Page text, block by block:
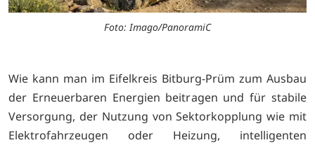
Foto: Imago/PanoramiC
Wie kann man im Eifelkreis Bitburg-Prüm zum Ausbau
der Erneuerbaren Energien beitragen und für stabile
Versorgung, der Nutzung von Sektorkopplung wie mit
Elektrofahrzeugen oder Heizung, intelligenten